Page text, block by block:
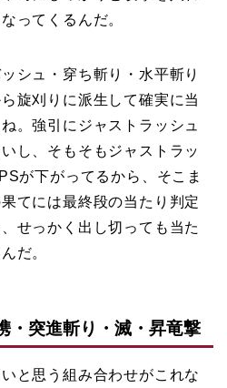
ってくるんだ。
シュ・穿ち斬り・水平斬り
旋刈りに派生して確実に当
。強引にジャストラッシュ
し、そもそもジャストラッ
が下がってるから、そこま
てには最終段の当たり判定
せっかく出し切っても当た
だ。
・突進斬り・滅・昇竜撃
と思う組み合わせがこれな